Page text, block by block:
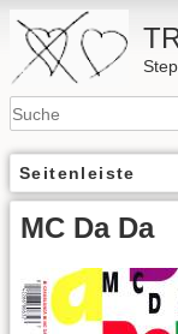
Seitenleiste
MC Da Da